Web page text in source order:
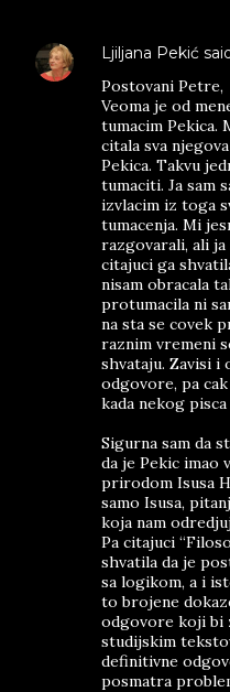
Ljiljana Pekić
Postovani Petre,
Veoma je od
tumacim Pekica.
citala sva
Pekica. Takvu
tumaciti. Ja sam
izvlacim iz toga
tumacenja. Mi
razgovarali, ali
citajuci ga
nisam obracala
protumacila ni
na sta se covek
raznim vremeni
shvataju. Zavisi
odgovore, pa
kada nekog
Sigurna sam da
da je Pekic imao
prirodom Isusa
samo Isusa,
koja nam
Pa citajuci
shvatila da je
sa logikom, a i
to brojene
odgovore koji bi
studijskim
definitivne
posmatra